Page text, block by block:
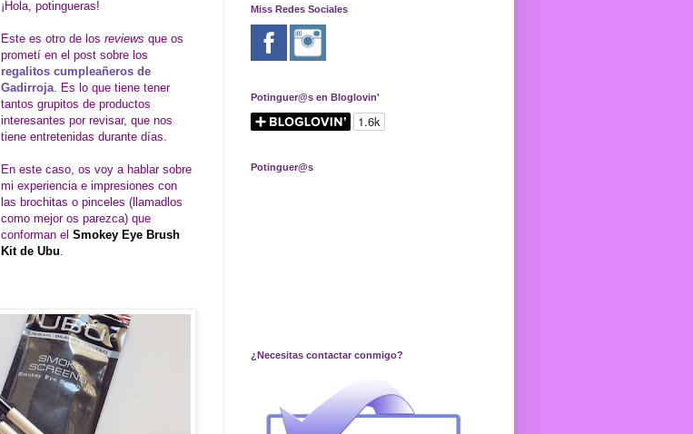
¡Hola, potingueras!
Este es otro de losreviews que os
prometí en el post sobre los
regalitos cumpleañeros de
Gadirroja. Es lo que tiene tener
tantos grupitos de productos
interesantes por revisar, que nos
tiene entretenidas durante días.
En este caso, os voy a hablar sobre
mi experiencia e impresiones con
las brochitas o pinceles (llamadlos
como mejor os parezca) que
conforman elSmokey Eye Brush
Kit de Ubu.
Miss Redes Sociales
Potinguer@s en Bloglovin'
Potinguer@s
¿Necesitas contactar conmigo?